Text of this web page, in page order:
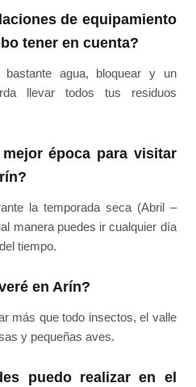
de equipamiento
tener en cuenta?
bastante agua, bloquear y un
llevar todos tus residuos
época para visitar
la temporada seca (Abril –
manera puedes ir cualquier día
tiempo.
en Arín?
más que todo insectos, el valle
y pequeñas aves.
puedo realizar en el